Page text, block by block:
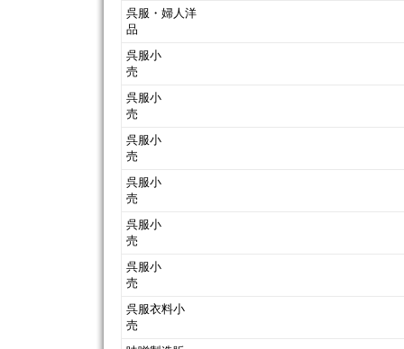
呉服・婦人洋
呉服小
呉服小
呉服小
呉服小
呉服小
呉服小
呉服衣料小